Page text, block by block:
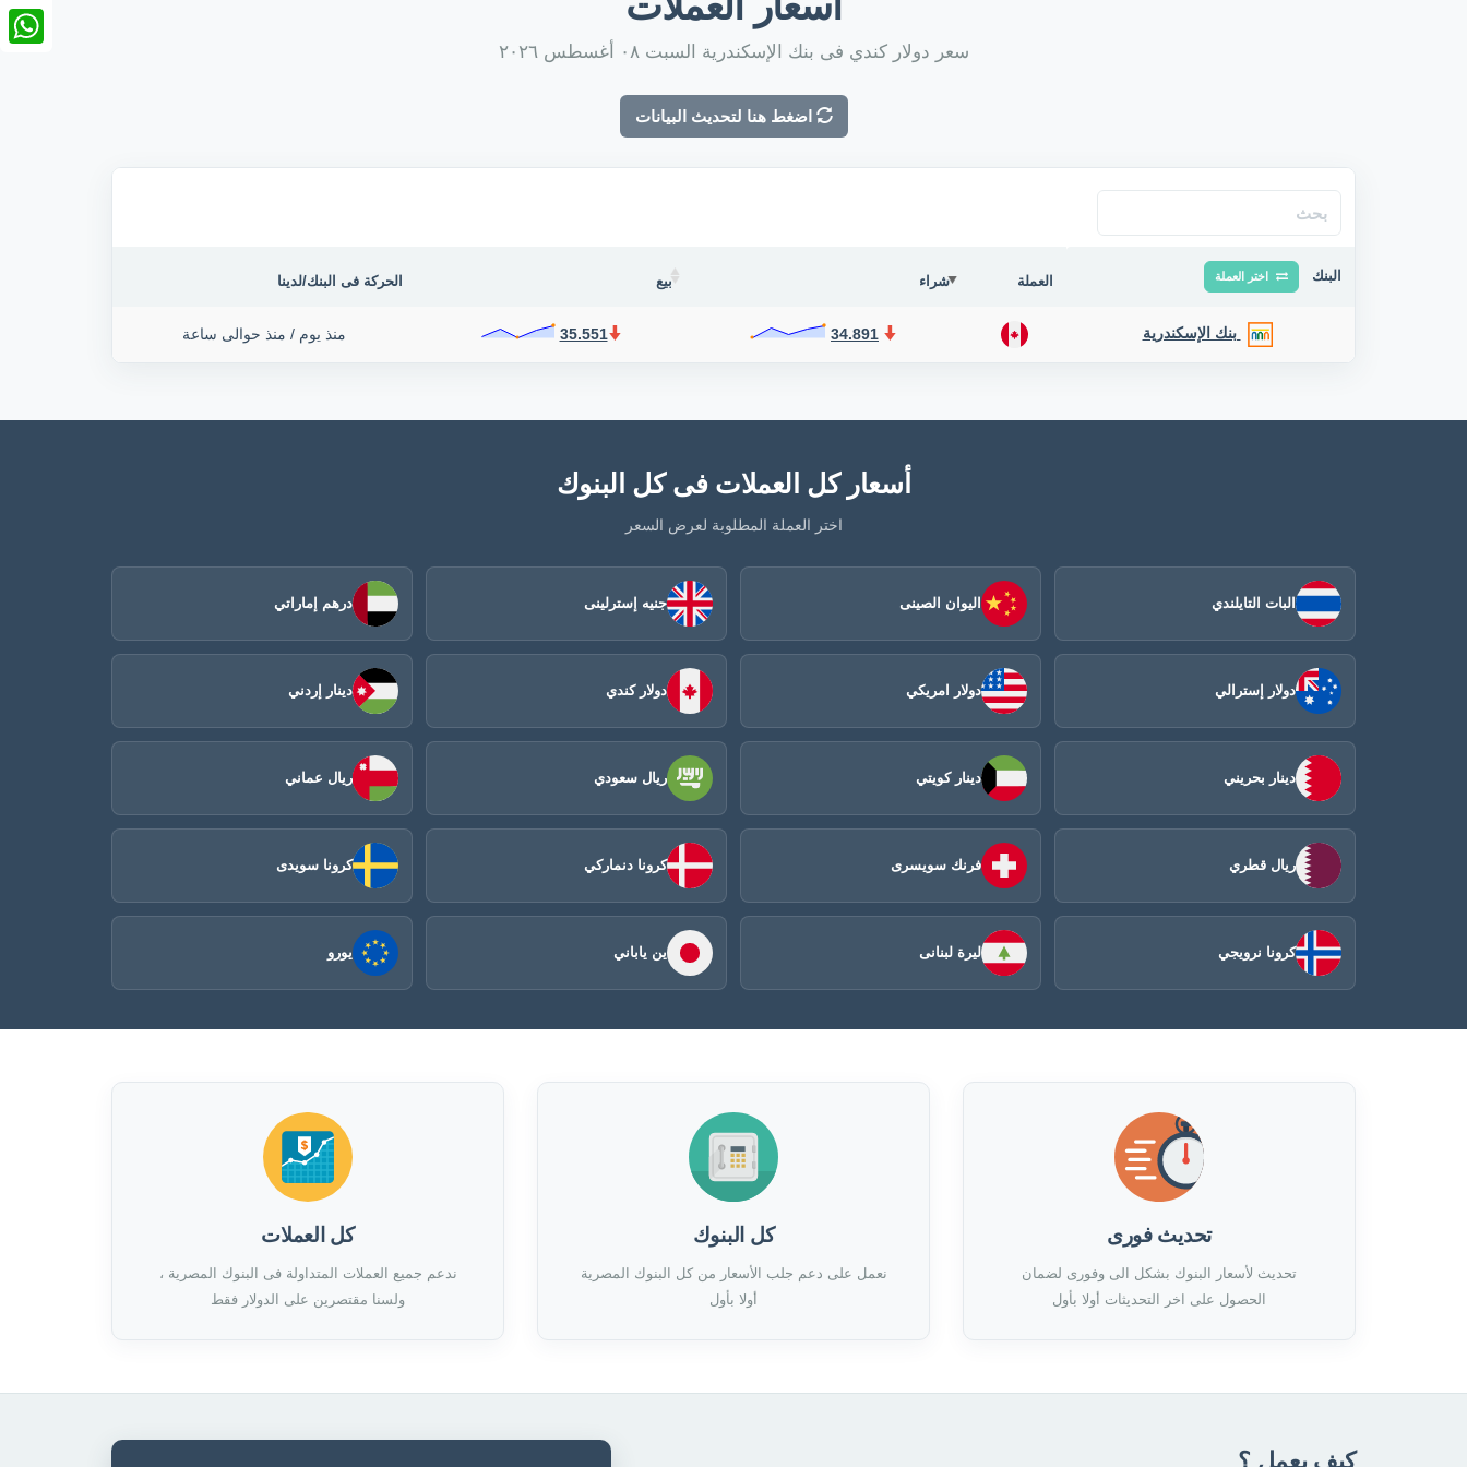
سعر دولار كندي فى بنك الإسكندرية السبت ٠٨ أغسطس ٢٠٢٦
اضغط هنا لتحديث البيانات
البنك اختر العملة العملة شراء بيع الحركة فى البنك/لدينا
بنك الإسكندرية 34.891
35.551 منذ يوم / منذ حوالى ساعة
أسعار كل العملات فى كل البنوك
اختر العملة المطلوبة لعرض السعر
البات التايلندي اليوان الصينى​ جنيه إسترلينى درهم إماراتي
دولار إسترالي دولار امريكي دولار كندي دينار إردني
دينار بحريني دينار كويتي ريال سعودي ريال عماني
ريال قطري فرنك سويسرى كرونا دنماركي كرونا سويدى
كرونا نرويجي ليرة لبنانى ين ياباني يورو
تحديث فورى
تحديث لأسعار البنوك بشكل الى وفورى لضمان
الحصول على اخر التحديثات أولا بأول
كل البنوك
نعمل على دعم جلب الأسعار من كل البنوك المصرية
أولا بأول
كل العملات
ندعم جميع العملات المتداولة فى البنوك المصرية ،
ولسنا مقتصرين على الدولار فقط
كيف يعمل ؟